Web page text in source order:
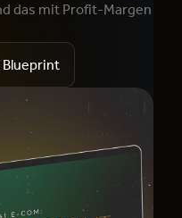
das mit Profit-Margen